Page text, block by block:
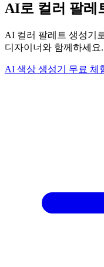
AI로 컬러 팔레
AI 컬러 팔레트 생성기
디자이너와 함께하세요.
AI 색상 생성기 무료 체